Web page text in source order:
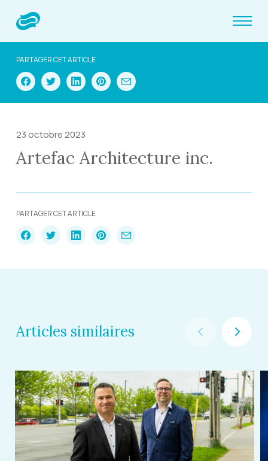
PARTAGER CET ARTICLE
23 octobre 2023
Artefac Architecture inc.
PARTAGER CET ARTICLE
Articles similaires